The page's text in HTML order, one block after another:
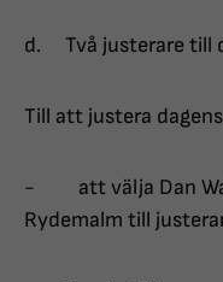
d. Två justerare till
Till att justera
- att välja Dan
Rydemalm till